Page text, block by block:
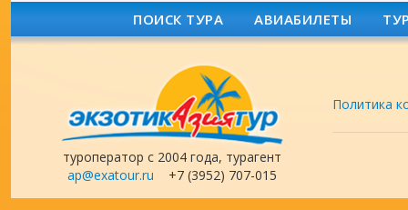
ПОИСК ТУРА АВИАБИЛЕТЫ
туроператор с 2004 года, турагент
ap@exatour.ru +7 (3952) 707-015
Политика